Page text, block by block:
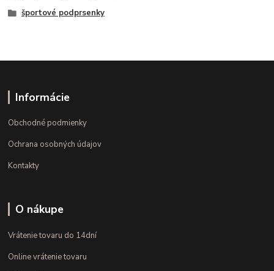
športové podprsenky
Informácie
Obchodné podmienky
Ochrana osobných údajov
Kontakty
O nákupe
Vrátenie tovaru do 14dní
Online vrátenie tovaru